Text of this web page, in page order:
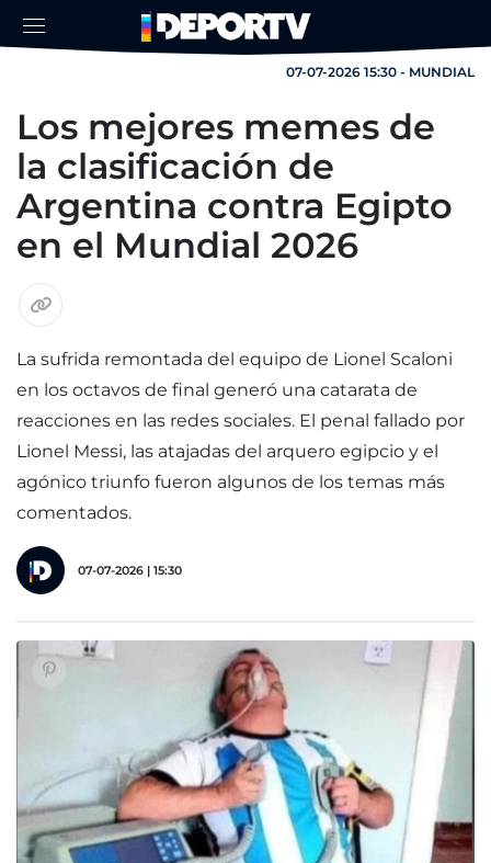
07-07-2026 15:30 - MUNDIAL
Los mejores memes de
la clasificación de
Argentina contra Egipto
en el Mundial 2026
La sufrida remontada del equipo de Lionel Scaloni
en los octavos de final generó una catarata de
reacciones en las redes sociales. El penal fallado por
Lionel Messi, las atajadas del arquero egipcio y el
agónico triunfo fueron algunos de los temas más
comentados.
07-07-2026 | 15:30